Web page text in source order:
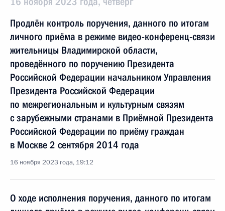
Продлён контроль поручения, данного по итогам
личного приёма в режиме видео-конференц-связи
жительницы Владимирской области,
проведённого по поручению Президента
Российской Федерации начальником Управления
Президента Российской Федерации
по межрегиональным и культурным связям
с зарубежными странами в Приёмной Президента
Российской Федерации по приёму граждан
в Москве 2 сентября 2014 года
16 ноября 2023 года, 19:12
О ходе исполнения поручения, данного по итогам